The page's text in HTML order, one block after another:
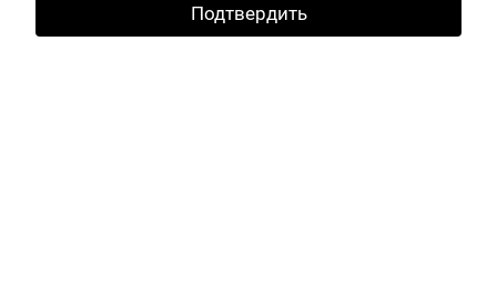
Подтвердить